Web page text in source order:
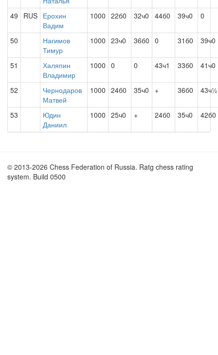
49
RUS Ерохин
Вадим
1000 22б0 32ч0 44б0 39ч0 0
50
Нагимов
Тимур
1000 23ч0 36б0 0 31б0 39ч0
51
Халяпин
Владимир
1000 0 0 43ч1 33б0 41ч0
52
Чернодаров
Матвей
1000 24б0 35ч0 + 36б0 43ч½
53
Юдин
Даниил
1000 25ч0 + 24б0 35ч0 42б0
© 2013-2026 Chess Federation of Russia. Ratg chess rating
system. Build 0500